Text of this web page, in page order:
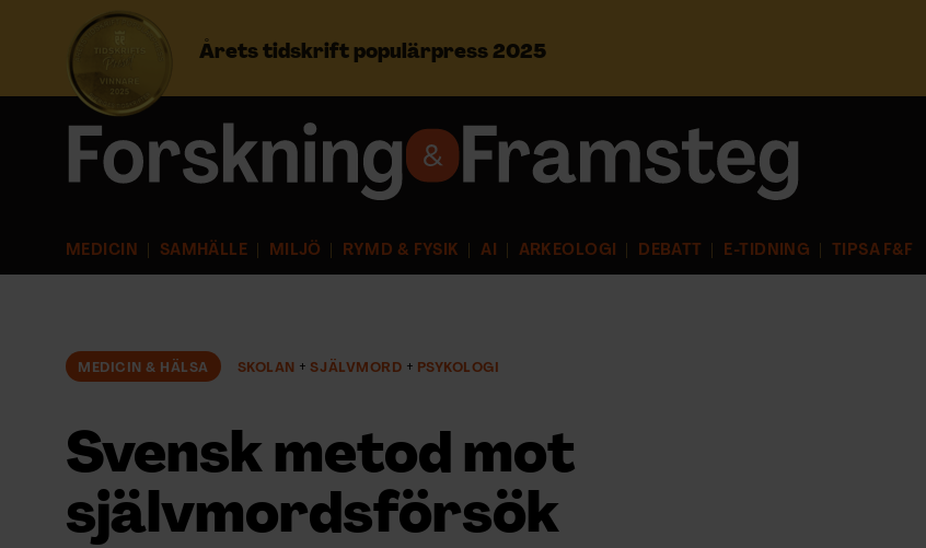
Årets tidskrift populärpress 2025
MEDICIN SAMHÄLLE MILJÖ RYMD & FYSIK AI ARKEOLOGI DEBATT E-TIDNING TIPSA F&F
r
Prenumerera
NYHETSBREV
ARKIV & E-TIDNING
LYSSNA/PODD
EVENEMANG & RESOR
MEDICIN & HÄLSA SKOLAN SJÄLVMORD PSYKOLOGI
Svensk metod mot
självmordsförsök